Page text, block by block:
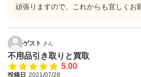
頑張りますので、これからも宜しくお
ゲスト さん
不用品引き取りと買取
5.00
投稿日 2021/07/28